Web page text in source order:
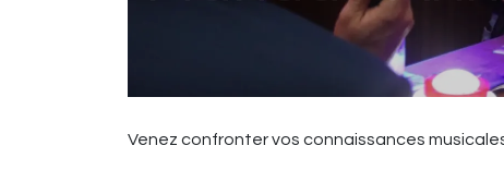
Venez confronter vos connaissances